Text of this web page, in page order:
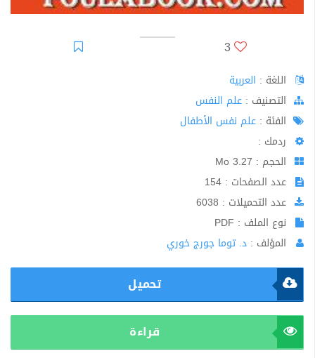
3
اللغة : العربية
اﻟﺘﺼﻨﻴﻒ : علم النفس
الفئة : علم نفس الأطفال
ردمك :
الحجم : 3.27 Mo
عدد الصفحات : 154
عدد التحميلات : 6038
نوع الملف : PDF
المؤلف : د. توما جورج خوري
تحميل
قراءة